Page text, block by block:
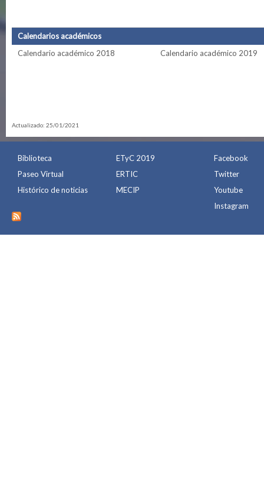
Calendarios académicos
Calendario académico 2018
Calendario académico 2019
Actualizado: 25/01/2021
Biblioteca
Paseo Virtual
Histórico de noticias
ETyC 2019
ERTIC
MECIP
Facebook
Twitter
Youtube
Instagram